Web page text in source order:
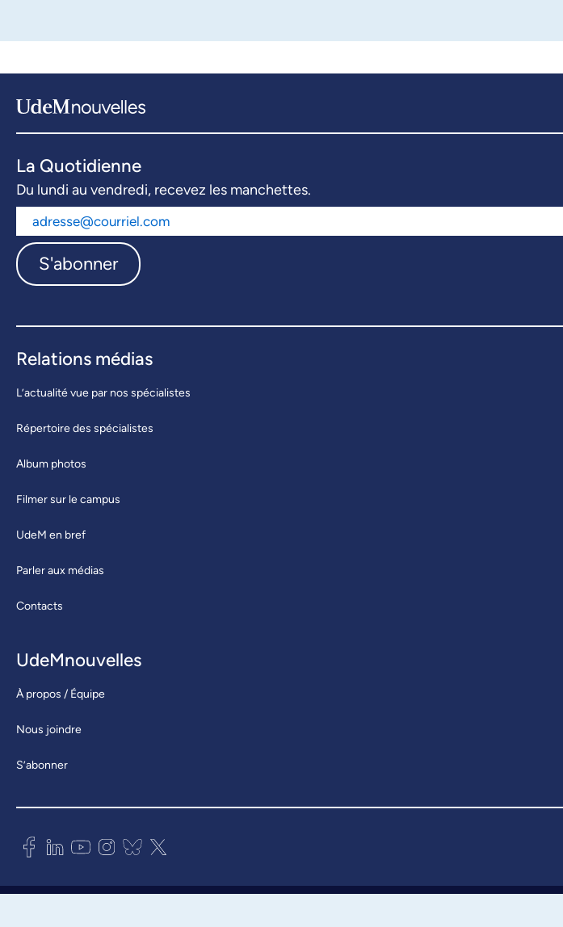
La Quotidienne
Du lundi au vendredi, recevez les manchettes.
S'abonner
Relations médias
L’actualité vue par nos spécialistes
Répertoire des spécialistes
Album photos
Filmer sur le campus
UdeM en bref
Parler aux médias
Contacts
UdeMnouvelles
À propos / Équipe
Nous joindre
S’abonner
Bureau des communications et